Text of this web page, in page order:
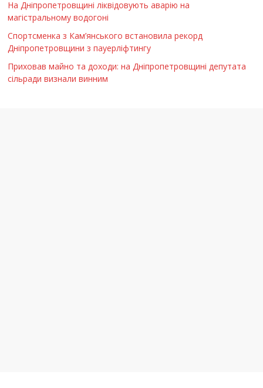
На Дніпропетровщині ліквідовують аварію на
магістральному водогоні
Спортсменка з Кам’янського встановила рекорд
Дніпропетровщини з пауерліфтингу
Приховав майно та доходи: на Дніпропетровщині депутата
сільради визнали винним